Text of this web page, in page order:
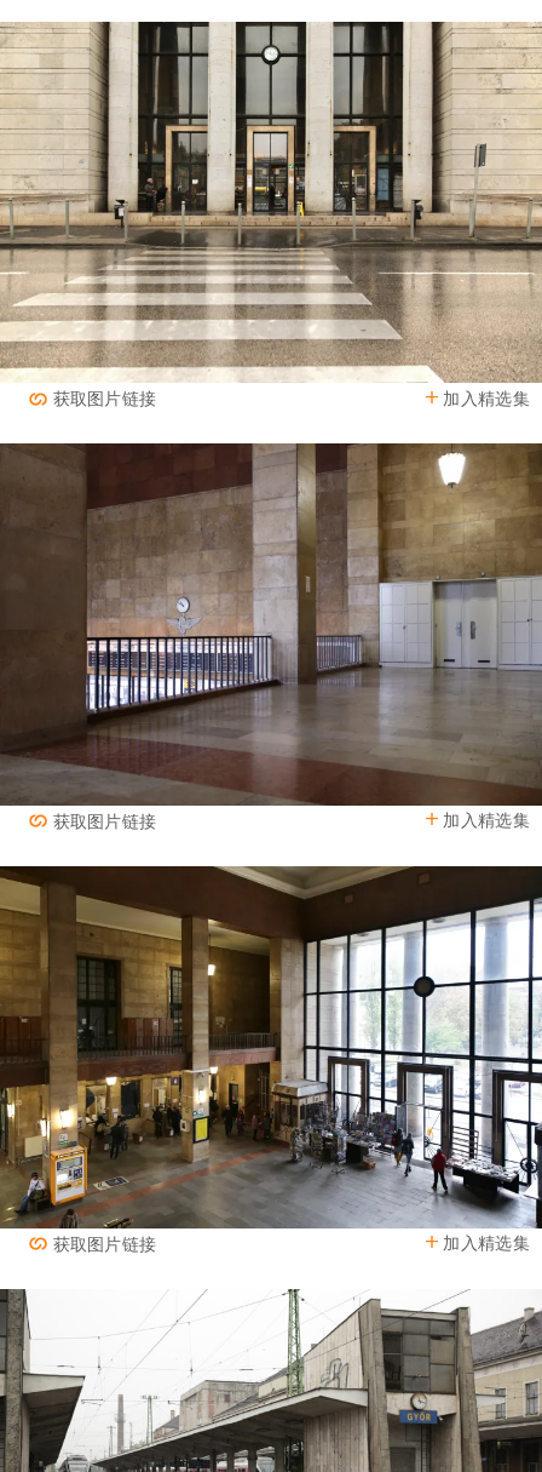
加入精选集
获取图片链接
加入精选集
获取图片链接
加入精选集
获取图片链接